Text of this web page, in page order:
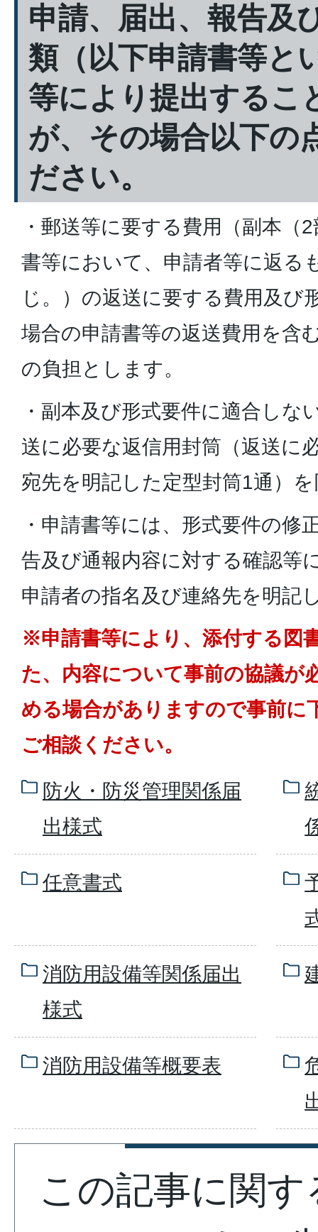
申請、届出、報告及
類（以下申請書等と
等により提出するこ
が、その場合以下の
ださい。
・郵送等に要する費用（副本（
書等において、申請者等に返る
じ。）の返送に要する費用及び
場合の申請書等の返送費用を含
の負担とします。
・副本及び形式要件に適合しな
送に必要な返信用封筒（返送に
宛先を明記した定型封筒1通）
・申請書等には、形式要件の修
告及び通報内容に対する確認等
申請者の指名及び連絡先を明記
※申請書等により、添付する図
た、内容について事前の協議が
める場合がありますので事前に
ご相談ください。
防火・防災管理関係届
出様式
任意書式
消防用設備等関係届出
様式
消防用設備等概要表
この記事に関